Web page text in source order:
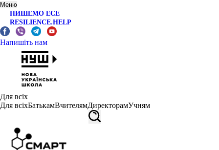
Меню
ПИШЕМО ЕСЕ
RESILIENCE.HELP
Напишіть нам
Для всіх
Для всіхБатькамВчителямДиректорамУчням